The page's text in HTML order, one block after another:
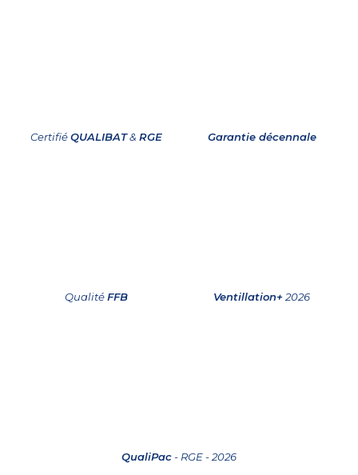
CertifiéQUALIBAT& RGE Garantie décennale
QualitéFFB Ventillation+ 2026
QualiPac- RGE - 2026